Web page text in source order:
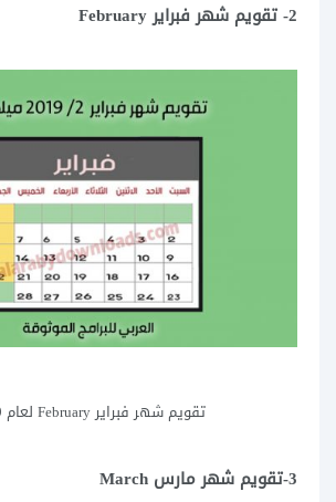
2- تقويم شهر فبراير February
تقويم شهر فبراير February لعام 2019
3-تقويم شهر مارس March